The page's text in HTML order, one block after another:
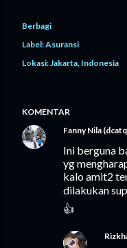
Berbagi
Label:Asuransi
Lokasi: Jakarta, Indonesia
KOMENTAR
Fanny Nila
Ini berguna
yg
kalo amit2
dilakukan
👍